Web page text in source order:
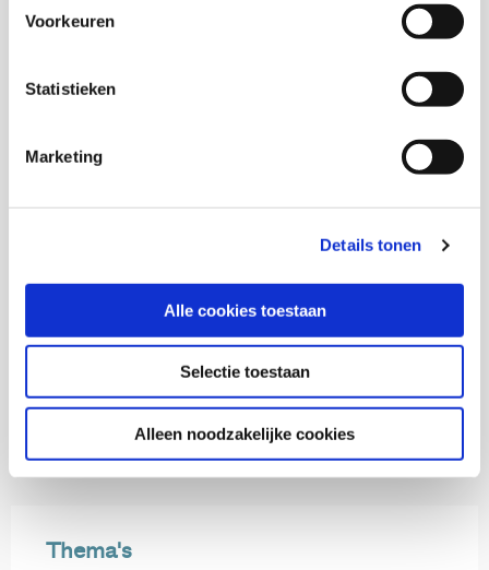
Voorkeuren
Statistieken
Marketing
Details tonen
Alle cookies toestaan
Selectie toestaan
Alleen noodzakelijke cookies
Huub Pijnenburg
Thema's